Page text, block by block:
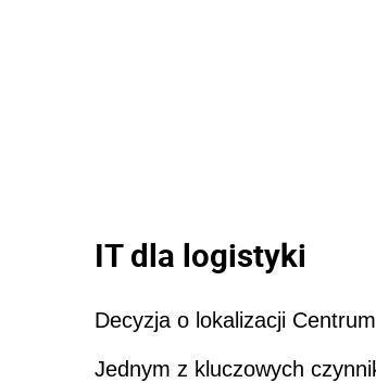
IT dla logistyki
Decyzja o lokalizacji
Jednym z kluczowych